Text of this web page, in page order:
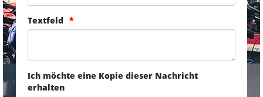
Textfeld
Ich möchte eine Kopie dieser Nachricht
erhalten